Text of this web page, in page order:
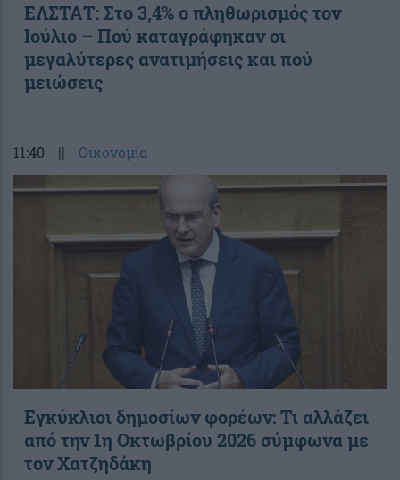
ΕΛΣΤΑΤ: Στο 3,4% ο πληθωρισμός τον
Ιούλιο – Πού καταγράφηκαν οι
μεγαλύτερες ανατιμήσεις και πού
μειώσεις
11:40 || Οικονομία
Εγκύκλιοι δημοσίων φορέων: Τι αλλάζει
από την 1η Οκτωβρίου 2026 σύμφωνα με
τον Χατζηδάκη